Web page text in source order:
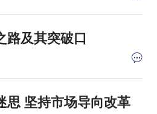
路及其突破口
思 坚持市场导向改革